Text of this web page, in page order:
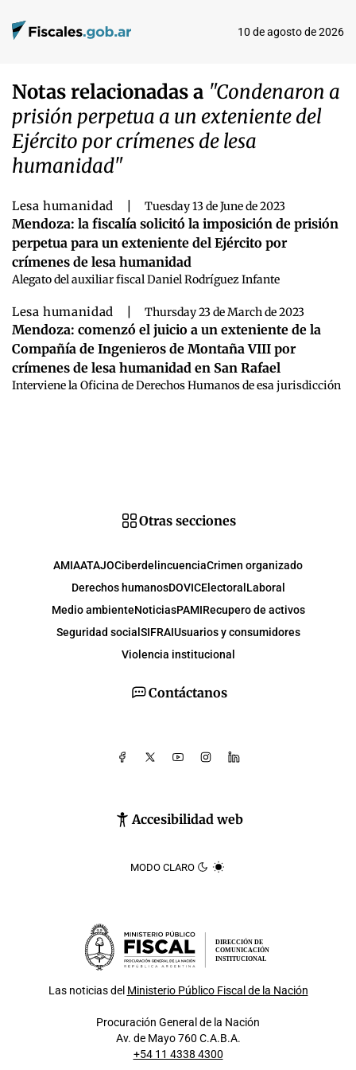
10 de agosto de 2026
Notas relacionadas a "Condenaron a
prisión perpetua a un exteniente del
Ejército por crímenes de lesa
humanidad"
Lesa humanidad Tuesday 13 de June de 2023
Mendoza: la fiscalía solicitó la imposición de prisión
perpetua para un exteniente del Ejército por
crímenes de lesa humanidad
Alegato del auxiliar fiscal Daniel Rodríguez Infante
Lesa humanidad Thursday 23 de March de 2023
Mendoza: comenzó el juicio a un exteniente de la
Compañía de Ingenieros de Montaña VIII por
crímenes de lesa humanidad en San Rafael
Interviene la Oficina de Derechos Humanos de esa jurisdicción
Contáctanos
Accesibilidad web
MODO CLARO
Otras secciones
AMIAATAJOCiberdelincuenciaCrimen organizado
Derechos humanosDOVICElectoral Laboral
Medio ambienteNoticiasPAMIRecupero de activos
Seguridad social SIFRAIUsuarios y consumidores
Violencia institucional
DIRECCIÓN DE
COMUNICACIÓN
INSTITUCIONAL
Las noticias del Ministerio Público Fiscal de la Nación
Procuración General de la Nación
Av. de Mayo 760 C.A.B.A.
+54 11 4338 4300